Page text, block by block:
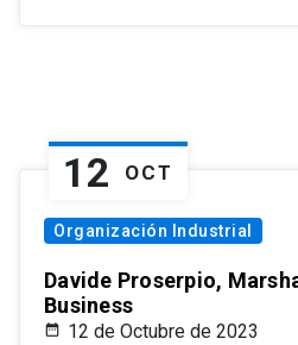
12 OCT
Organización Industrial
Davide Proserpio,
Business
12 de Octubre de 2023